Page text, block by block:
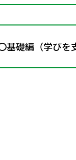
基礎編（学びを